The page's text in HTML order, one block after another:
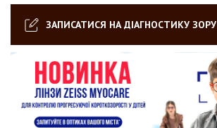
ЗАПИСАТИСЯ НА ДІАГНОСТИКУ ЗОРУ